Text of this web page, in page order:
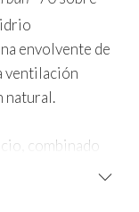
envolvente de
ventilación
natural.
combinado
y una